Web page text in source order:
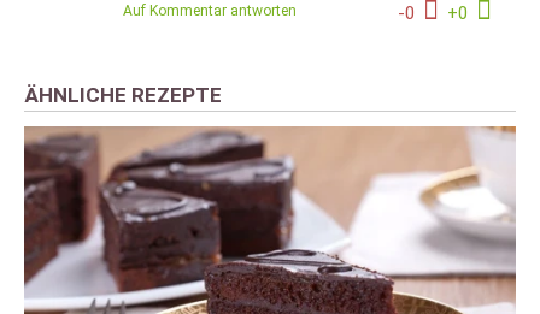
-0 +0
Auf Kommentar antworten
ÄHNLICHE REZEPTE